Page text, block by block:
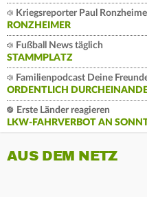
Kriegsreporter Paul
RONZHEIMER
Fußball News täglich
STAMMPLATZ
Familienpodcast Deine
ORDENTLICH
Erste Länder reagieren
LKW-FAHRVERBOT AN
AUS DEM NETZ